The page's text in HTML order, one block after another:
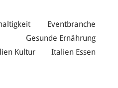
Eventbranche
Gesunde Ernährung
Kultur Italien Essen